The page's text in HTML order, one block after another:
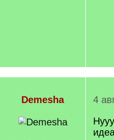
Demesha
4